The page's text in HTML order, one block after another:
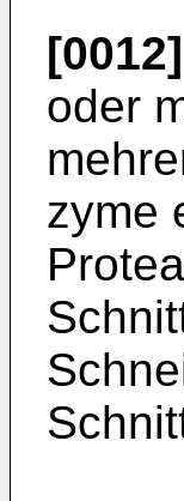
[0012]
oder
zyme